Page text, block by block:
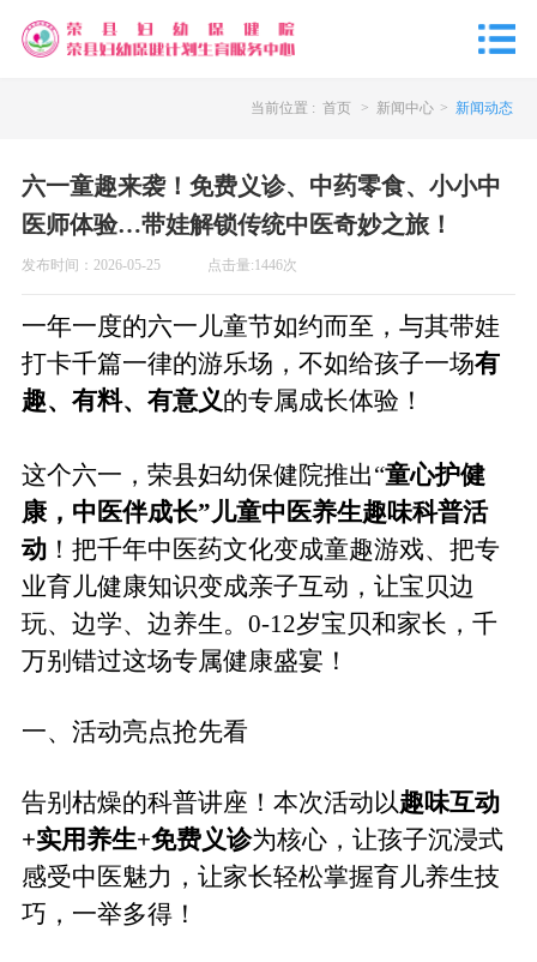
当前位置 : 首页 > 新闻中心 > 新闻动态
六一童趣来袭！免费义诊、中药零食、小小中
医师体验…带娃解锁传统中医奇妙之旅！
发布时间： 2026-05-25 点击量:1446次
一年一度的六一儿童节如约而至，与其带娃
打卡千篇一律的游乐场，不如给孩子一场有
趣、有料、有意义的专属成长体验！
这个六一， 荣县妇幼保健院推出“童心护健
康，中医伴成长”儿童中医养生趣味科普活
动！把千年中医药文化变成童趣游戏、把专
业育儿健康知识变成亲子互动，让宝贝边
玩、边学、边养生。 0-12岁宝贝和家长，千
万别错过这场专属健康盛宴！
一、 活动亮点抢先看
告别枯燥的科普讲座！本次活动以趣味互动
+实用养生+免费义诊为核心，让孩子沉浸式
感受中医魅力，让家长轻松掌握育儿养生技
巧，一举多得！